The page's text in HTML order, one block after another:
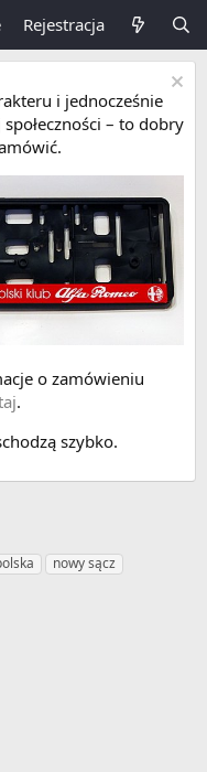
Rejestracja
i jednocześnie
– to dobry
o zamówieniu
.
szybko.
nowy sącz